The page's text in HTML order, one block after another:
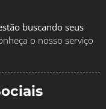
buscando seus
o nosso serviço